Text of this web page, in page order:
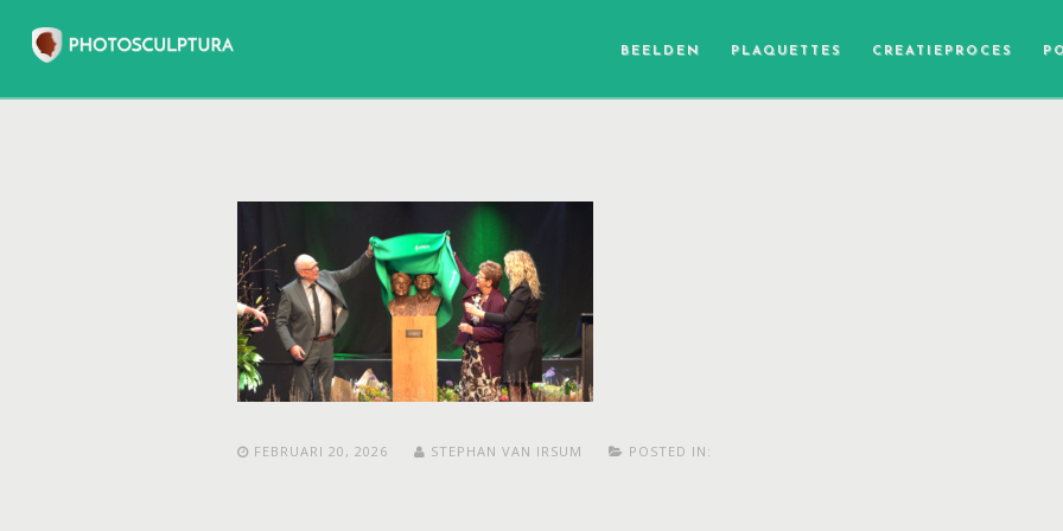
BEELDEN PLAQUETTES CREATIEPROCES
FEBRUARI 20, 2026 STEPHAN VAN IRSUM POSTED IN: